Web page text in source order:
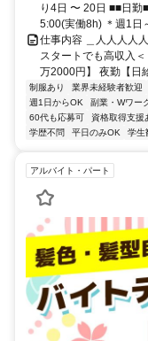
り4日 〜 20日 ■■日
5:00(実働8h) ＊週1日
仕事内容 ＿人人人人
スタートでも高収入
万2000円】 夜勤【日
制服あり 業界未経験者歓迎
週1日からOK
副業・Wワー
60代も応募可
資格取得支援
学歴不問
平日のみOK 学生
アルバイト・パート